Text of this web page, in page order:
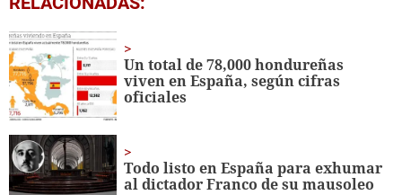
seconds
1
minute,
41
seconds
Un total de 78,000 hondureñas
viven en España, según cifras
oficiales
Todo listo en España para exhumar
al dictador Franco de su mausoleo